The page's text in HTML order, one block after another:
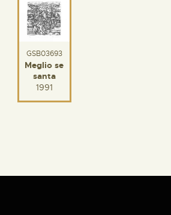
GSB03693
Meglio se
santa
1991